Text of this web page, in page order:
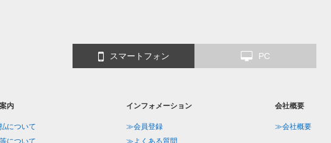
スマートフォン PC
内
について
について
インフォメーション
≫会員登録
≫よくある質問
会社概要
≫会社概要